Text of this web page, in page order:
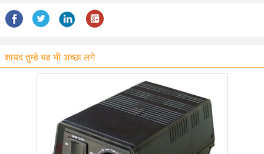
शायद तुम्हे यह भी अच्छा लगे